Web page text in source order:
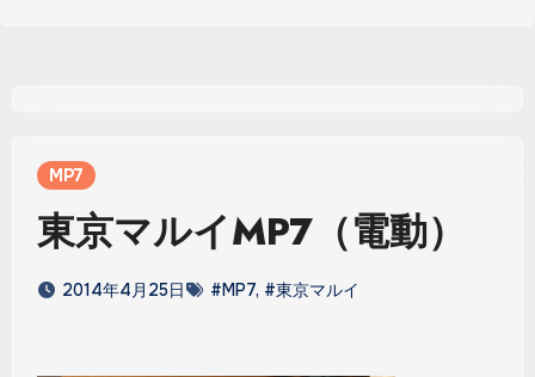
MP7
東京マルイMP7（電動）
2014年4月25日 #MP7, #東京マルイ